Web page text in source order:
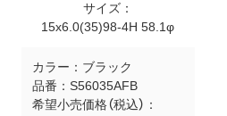
サイズ：
15x6.0(35)98-4H 58.1φ
カラー： ブラック
品番： S56035AFB
希望小売価格（税込）：